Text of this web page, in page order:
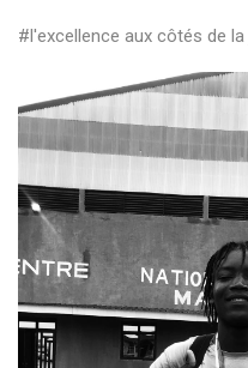
#l'excellence aux côtés de